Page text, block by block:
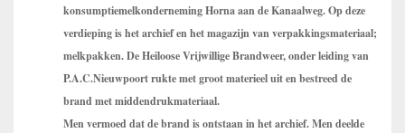
konsumptiemelkonderneming Horna aan de Kanaalweg. Op deze
verdieping is het archief en het magazijn van verpakkingsmateriaal;
melkpakken. De Heiloose Vrijwillige Brandweer, onder leiding van
P.A.C.Nieuwpoort rukte met groot materieel uit en bestreed de
brand met middendrukmateriaal.
Men vermoed dat de brand is ontstaan in het archief. Men deelde